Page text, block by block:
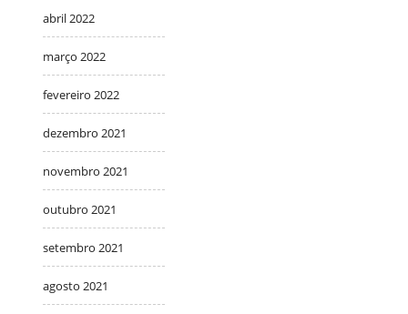
abril 2022
março 2022
fevereiro 2022
dezembro 2021
novembro 2021
outubro 2021
setembro 2021
agosto 2021